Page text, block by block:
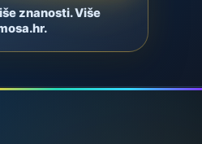
znanosti. Više